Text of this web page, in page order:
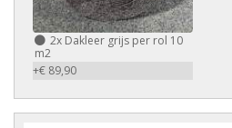
2x Dakleer grijs per rol 10
m2
+€ 89,90